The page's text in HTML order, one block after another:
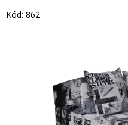
Kód: 862